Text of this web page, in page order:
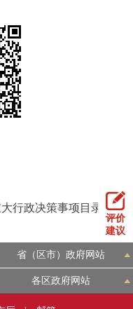
行政决策事项目录》
评价
建议
省（区市）政府网站
各区政府网站